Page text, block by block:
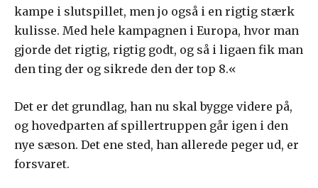
kampe i slutspillet, men jo også i en rigtig stærk
kulisse. Med hele kampagnen i Europa, hvor man
gjorde det rigtig, rigtig godt, og så i ligaen fik man
den ting der og sikrede den der top 8.«
Det er det grundlag, han nu skal bygge videre på,
og hovedparten af spillertruppen går igen i den
nye sæson. Det ene sted, han allerede peger ud, er
forsvaret.